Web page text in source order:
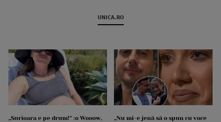
UNICA.RO
„Surioara e pe drum!” :o Wooow,
„Nu mi-e jenă să o spun cu voce